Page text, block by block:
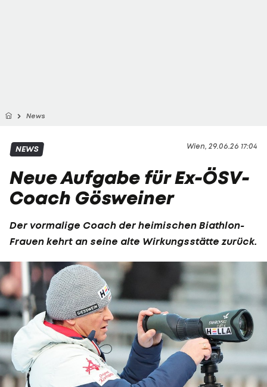
News
Wien, 29.06.26 17:04
NEWS
Neue Aufgabe für Ex-ÖSV-
Coach Gösweiner
Der vormalige Coach der heimischen Biathlon-
Frauen kehrt an seine alte Wirkungsstätte zurück.